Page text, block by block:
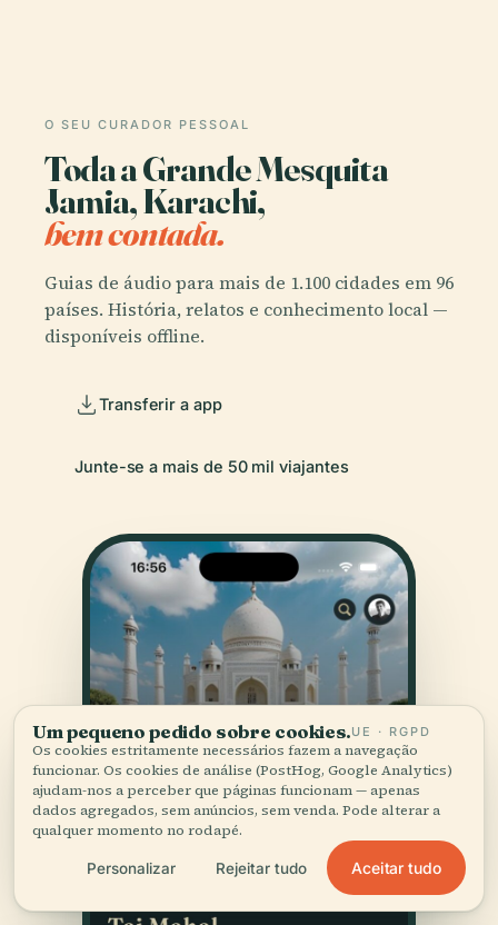
O SEU CURADOR PESSOAL
Toda a Grande Mesquita
Jamia, Karachi,
bem contada.
Guias de áudio para mais de 1.100 cidades em 96
países. História, relatos e conhecimento local —
disponíveis offline.
Transferir a app
Junte-se a mais de 50 mil viajantes
Um pequeno pedido sobre cookies.UE · RGPD
Os cookies estritamente necessários fazem a navegação
funcionar. Os cookies de análise (PostHog, Google Analytics)
ajudam-nos a perceber que páginas funcionam — apenas
dados agregados, sem anúncios, sem venda. Pode alterar a
qualquer momento no rodapé.
Personalizar Rejeitar tudo Aceitar tudo